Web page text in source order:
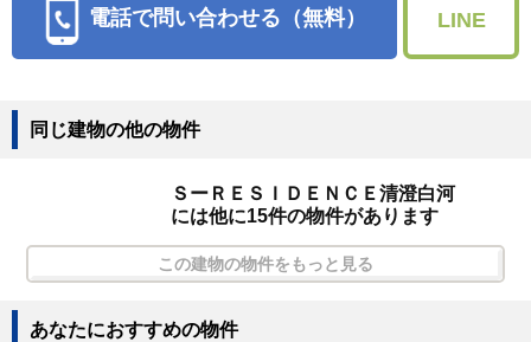
電話で問い合わせる（無料） LINE
同じ建物の他の物件
ＳーＲＥＳＩＤＥＮＣＥ清澄白河
には他に15件の物件があります
この建物の物件をもっと見る
あなたにおすすめの物件